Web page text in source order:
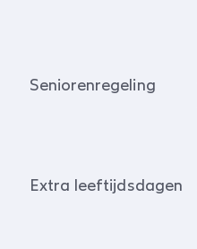
Seniorenregeling
Extra leeftijdsdagen